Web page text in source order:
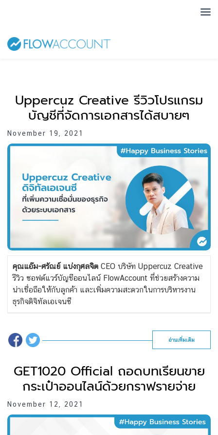
Uppercuz Creative รีวิวโปรแกรม
บัญชีที่จัดการเอกสารได้สบายๆ
November 19, 2021
คุณแอ๊ม-ศรัณย์ แบ่งกุศลจิต CEO บริษัท Uppercuz Creative
รีวิว ซอฟต์แวร์บัญชีออนไลน์ FlowAccount ที่ช่วยสร้างความ
น่าเชื่อถือให้กับลูกค้า และเพิ่มความสะดวกในการบริหารงาน
ธุรกิจดิจิทัลเอเจนซี
อ่านเพิ่มเติม
GET1020 Official ถอดบทเรียนขาย
กระเป๋าออนไลน์ด้วยกราฟรายจ่าย
November 12, 2021